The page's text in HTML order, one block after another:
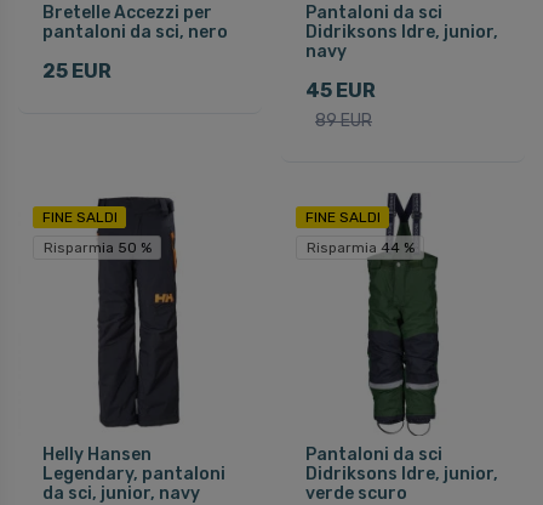
Bretelle Accezzi per
pantaloni da sci, nero
25 EUR
Pantaloni da sci
Didriksons Idre, junior,
navy
45 EUR
89 EUR
FINE SALDI
Risparmia 50 %
Helly Hansen
Legendary, pantaloni
da sci, junior, navy
FINE SALDI
Risparmia 44 %
Pantaloni da sci
Didriksons Idre, junior,
verde scuro